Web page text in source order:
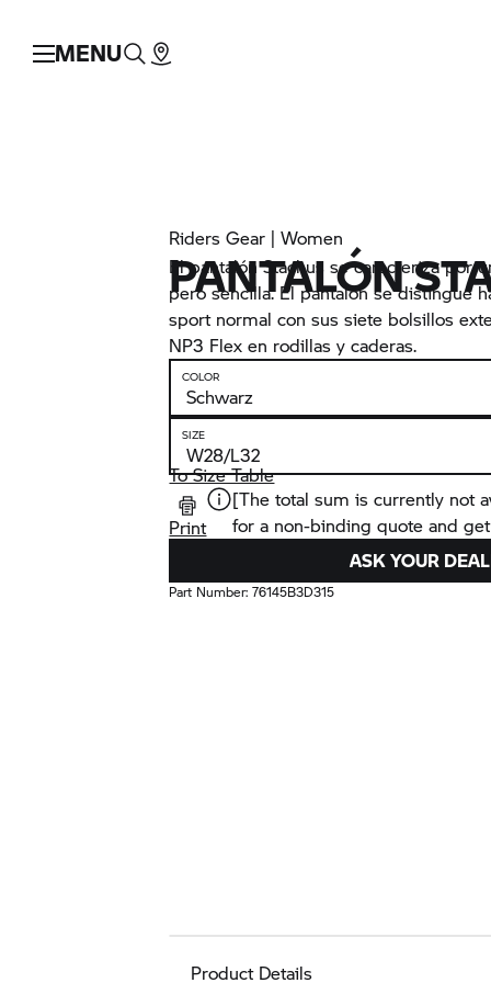
MENU
Riders Gear | Women
PANTALÓN
El pantalón Stachus se caracteriza por
pero sencilla. El pantalón se distingue
sport normal con sus siete bolsillos
NP3 Flex en rodillas y caderas.
COLOR
SIZE
To Size Table
Print
[The total sum is currently not
for a non-binding quote and
ASK YOUR
Part Number:76145B3D315
Product Details